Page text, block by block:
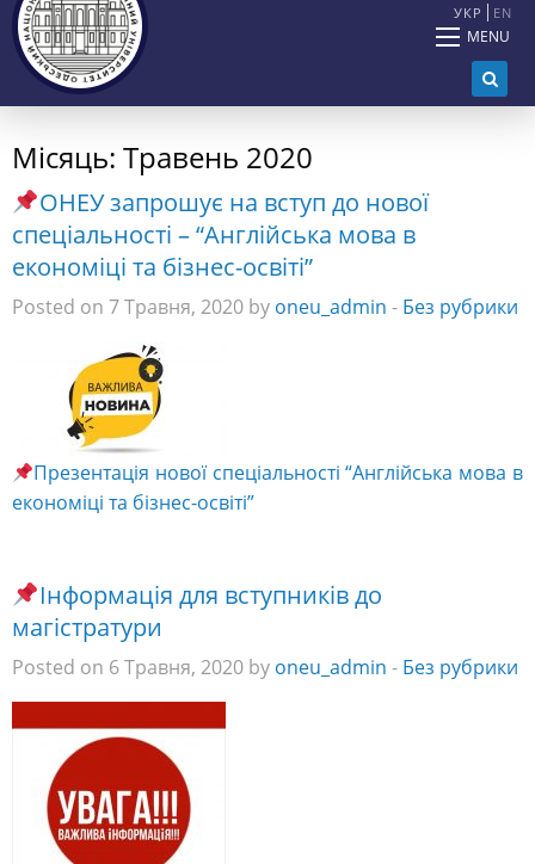
УКР EN
MENU
Місяць: Травень 2020
ОНЕУ запрошує на вступ до нової
спеціальності – “Англійська мова в
економіці та бізнес-освіті”
Posted on 7 Травня, 2020 by oneu_admin - Без рубрики
Презентація нової спеціальності “Англійська мова в
економіці та бізнес-освіті”
Інформація для вступників до
магістратури
Posted on 6 Травня, 2020 by oneu_admin - Без рубрики